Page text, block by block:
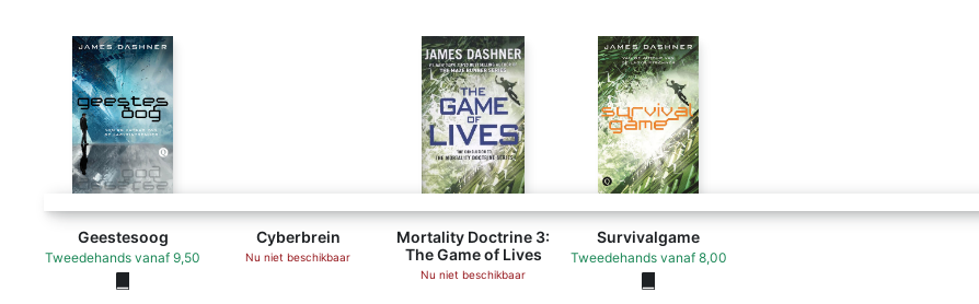
Geestesoog
Tweedehands vanaf 9,50
Cyberbrein
Nu niet beschikbaar
Mortality Doctrine 3:
The Game of Lives
Nu niet beschikbaar
Survivalgame
Tweedehands vanaf 8,00